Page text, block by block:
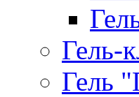
Гель-
Гель